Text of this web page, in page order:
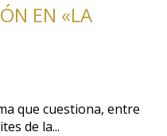
EN «LA
que cuestiona, entre
de la...